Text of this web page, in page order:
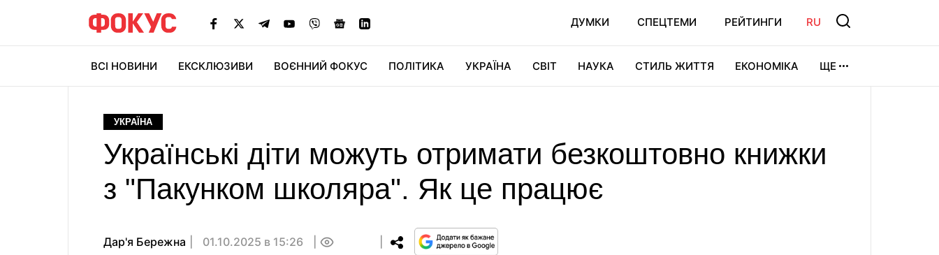
ДУМКИ СПЕЦТЕМИ РЕЙТИНГИ RU
ВСІ НОВИНИ ЕКСКЛЮЗИВИ ВОЄННИЙ ФОКУС ПОЛІТИКА УКРАЇНА СВІТ НАУКА СТИЛЬ ЖИТТЯ ЕКОНОМІКА ЩЕ
УКРАЇНА
Українські діти можуть отримати безкоштовно книжки
з "Пакунком школяра". Як це працює
Дар'я Бережна 01.10.2025 в 15:26